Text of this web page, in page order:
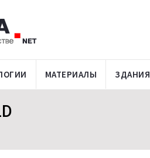
МАТЕРИАЛЫ ЗДАНИЯ